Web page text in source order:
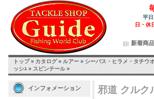
平
日・休
新着商品
トップ»カタログ»ルアー»シーバス・ヒラメ・タチウ
ッシｭ»スピンテール»
インフォメーション 邪道 クルク